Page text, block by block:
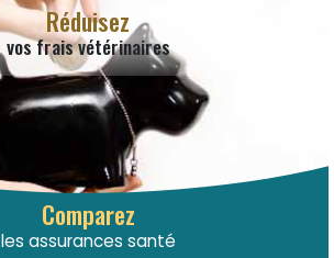
Réduisez
vos frais vétérinaires
Comparez
les assurances santé